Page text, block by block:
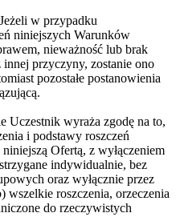
Jeżeli w przypadku
niniejszych Warunków
nieważność lub brak
przyczyny, zostanie ono
pozostałe postanowienia
Uczestnik wyraża zgodę na to,
i podstawy roszczeń
Ofertą, z wyłączeniem
indywidualnie, bez
oraz wyłącznie przez
wszelkie roszczenia, orzeczenia
do rzeczywistych